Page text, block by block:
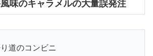
味のキャラメルの大量誤発注
道のコンビニ